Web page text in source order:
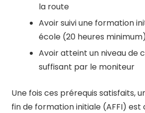
la route
Avoir suivi une formation
école (20 heures
Avoir atteint un niveau de
suffisant par le moniteur
Une fois ces prérequis satisfaits,
fin de formation initiale (AFFI) est